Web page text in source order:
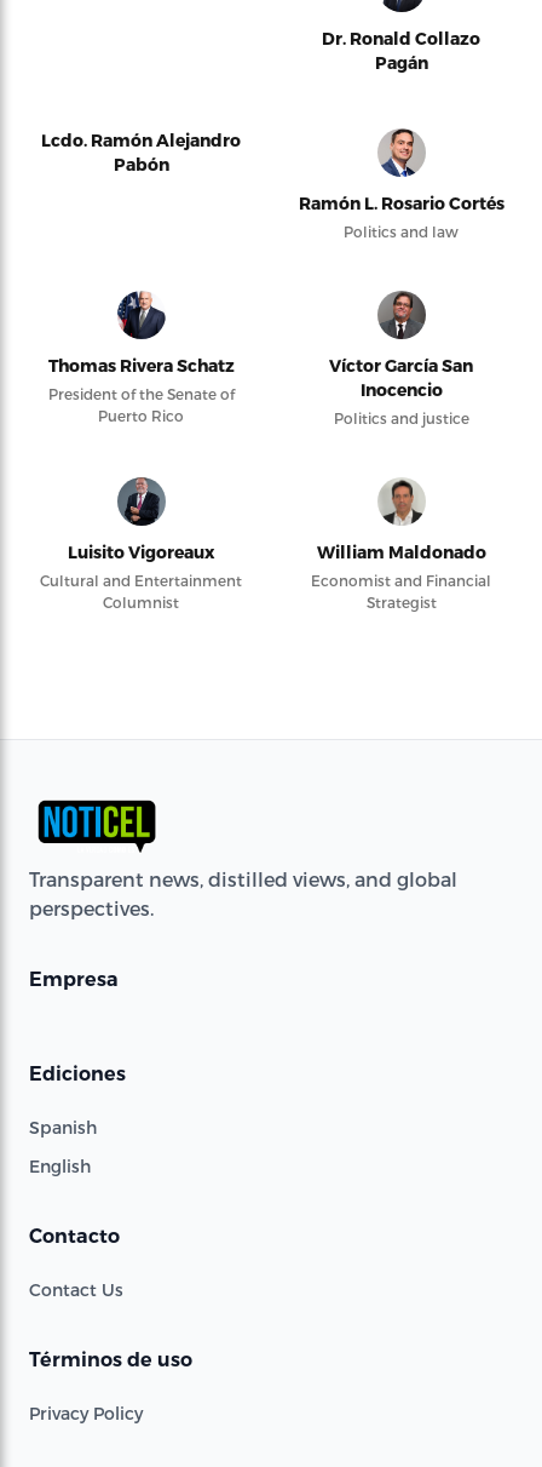
Dr. Ronald Collazo
Pagán
Lcdo. Ramón Alejandro
Pabón
Ramón L. Rosario Cortés
Politics and law
Thomas Rivera Schatz
President of the Senate of
Puerto Rico
Víctor García San
Inocencio
Politics and justice
Luisito Vigoreaux
Cultural and Entertainment
Columnist
William Maldonado
Economist and Financial
Strategist
Transparent news, distilled views, and global
perspectives.
Empresa
Ediciones
Spanish
English
Contacto
Contact Us
Términos de uso
Privacy Policy